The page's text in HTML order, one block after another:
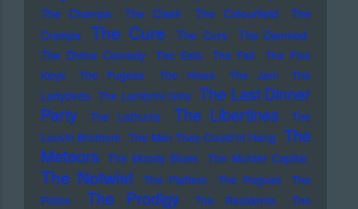
The Champs
The Clash The Colourfield
The
Cramps
The Cure The Curs
The Damned
The Divine Comedy
The Eels The Fall
The Five
Keys
The Fugees The Hives The Jam
The
Ladybirds The Lambrini Girls The Last Dinner
Party
The Lathums The Libertines
The
Louvin Brothers The Man They Could'nt Hang The
Meteors The Moody Blues The Murder Capital
The Notwist The Platters The Pogues
The
Police
The Prodigy The Residents
The